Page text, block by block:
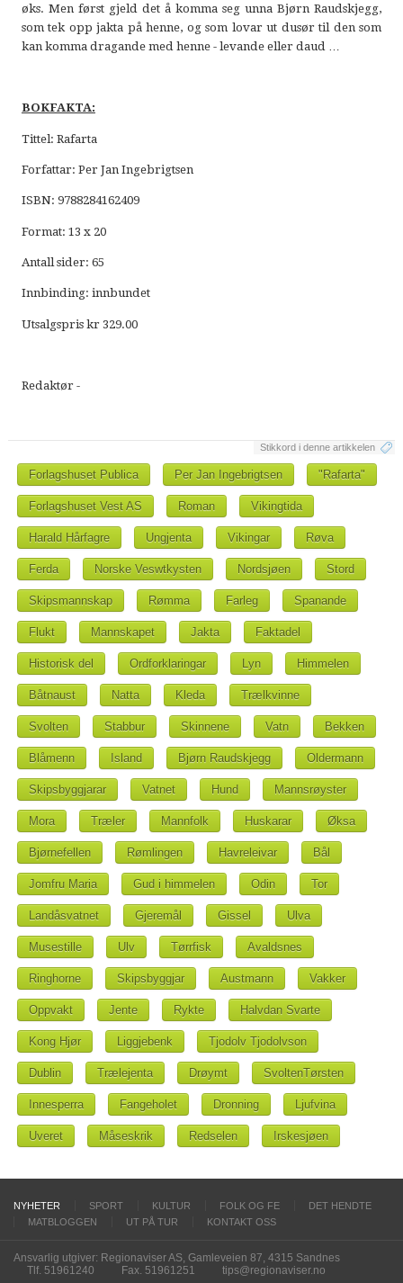
øks. Men først gjeld det å komma seg unna Bjørn Raudskjegg,
som tek opp jakta på henne, og som lovar ut dusør til den som
kan komma dragande med henne - levande eller daud …
BOKFAKTA:
Tittel: Rafarta
Forfattar: Per Jan Ingebrigtsen
ISBN: 9788284162409
Format: 13 x 20
Antall sider: 65
Innbinding: innbundet
Utsalgspris kr 329.00
Redaktør -
Stikkord i denne artikkelen
Forlagshuset Publica Per Jan Ingebrigtsen "Rafarta"
Forlagshuset Vest AS Roman Vikingtida
Harald Hårfagre Ungjenta Vikingar Røva
Ferda Norske Veswtkysten Nordsjøen Stord
Skipsmannskap Rømma Farleg Spanande
Flukt Mannskapet Jakta Faktadel
Historisk del Ordforklaringar Lyn Himmelen
Båtnaust Natta Kleda Trælkvinne
Svolten Stabbur Skinnene Vatn Bekken
Blåmenn Island Bjørn Raudskjegg Oldermann
Skipsbyggjarar Vatnet Hund Mannsrøyster
Mora Træler Mannfolk Huskarar Øksa
Bjørnefellen Rømlingen Havreleivar Bål
Jomfru Maria Gud i himmelen Odin Tor
Landåsvatnet Gjeremål Gissel Ulva
Musestille Ulv Tørrfisk Avaldsnes
Ringhorne Skipsbyggjar Austmann Vakker
Oppvakt Jente Rykte Halvdan Svarte
Kong Hjør Liggjebenk Tjodolv Tjodolvson
Dublin Trælejenta Drøymt SvoltenTørsten
Innesperra Fangeholet Dronning Ljufvina
Uveret Måseskrik Redselen Irskesjøen
NYHETER SPORT KULTUR FOLK OG FE
DET HENDTE
MATBLOGGEN
UT PÅ TUR KONTAKT OSS
Ansvarlig utgiver: Regionaviser AS, Gamleveien 87, 4315 Sandnes
Tlf. 51961240
Fax. 51961251 tips@regionaviser.no